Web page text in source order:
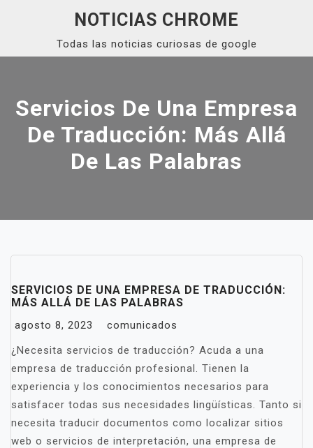
NOTICIAS CHROME
Todas las noticias curiosas de google
Servicios De Una Empresa
De Traducción: Más Allá
De Las Palabras
SERVICIOS DE UNA EMPRESA DE TRADUCCIÓN:
MÁS ALLÁ DE LAS PALABRAS
agosto 8, 2023
comunicados
¿Necesita servicios de traducción? Acuda a una
empresa de traducción profesional. Tienen la
experiencia y los conocimientos necesarios para
satisfacer todas sus necesidades lingüísticas. Tanto si
necesita traducir documentos como localizar sitios
web o servicios de interpretación, una empresa de